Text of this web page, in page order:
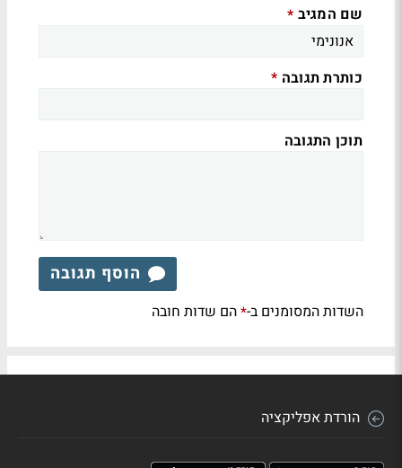
שם המגיב *
כותרת תגובה *
תוכן התגובה
הוסף תגובה
השדות המסומנים ב-*הם שדות חובה
הורדת אפליקציה